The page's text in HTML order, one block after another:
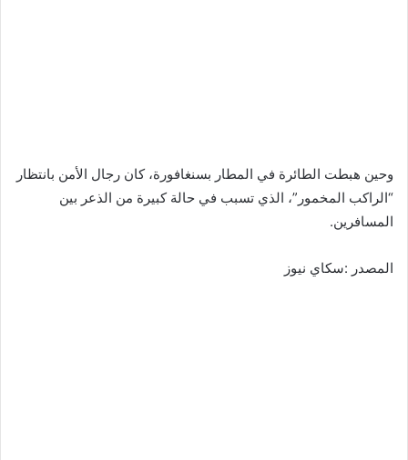
وحين هبطت الطائرة في المطار بسنغافورة، كان رجال الأمن بانتظار
“الراكب المخمور”، الذي تسبب في حالة كبيرة من الذعر بين
المسافرين.
المصدر :سكاي نيوز